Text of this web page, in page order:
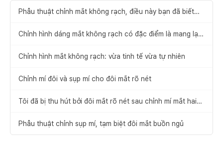
Phẫu thuật chỉnh mắt không rạch, điều này bạn đã biết
Chỉnh hình dáng mắt không rạch có đặc điểm là mang lại
Chỉnh hình mắt không rạch: vừa tinh tế vừa tự nhiên
Chỉnh mí đôi và sụp mí cho đôi mắt rõ nét
Tôi đã bị thu hút bởi đôi mắt rõ nét sau chỉnh mí mắt hai
Phẫu thuật chỉnh sụp mí, tạm biệt đôi mắt buồn ngủ